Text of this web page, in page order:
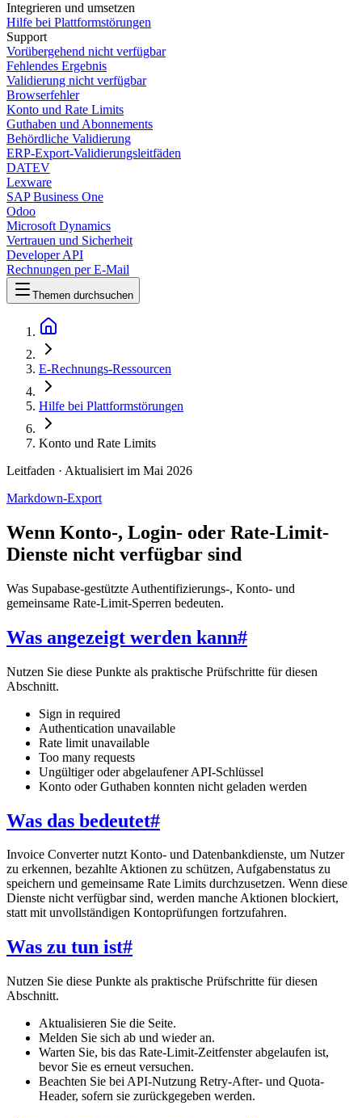
Integrieren und umsetzen
Hilfe bei Plattformstörungen
Support
Vorübergehend nicht verfügbar
Fehlendes Ergebnis
Validierung nicht verfügbar
Browserfehler
Konto und Rate Limits
Guthaben und Abonnements
Behördliche Validierung
ERP-Export-Validierungsleitfäden
DATEV
Lexware
SAP Business One
Odoo
Microsoft Dynamics
Vertrauen und Sicherheit
Developer API
Rechnungen per E-Mail
Themen durchsuchen
E-Rechnungs-Ressourcen
Hilfe bei Plattformstörungen
Konto und Rate Limits
Leitfaden · Aktualisiert im Mai 2026
Markdown-Export
Wenn Konto-, Login- oder Rate-Limit-
Dienste nicht verfügbar sind
Was Supabase-gestützte Authentifizierungs-, Konto- und
gemeinsame Rate-Limit-Sperren bedeuten.
Was angezeigt werden kann#
Nutzen Sie diese Punkte als praktische Prüfschritte für diesen
Abschnitt.
Sign in required
Authentication unavailable
Rate limit unavailable
Too many requests
Ungültiger oder abgelaufener API-Schlüssel
Konto oder Guthaben konnten nicht geladen werden
Was das bedeutet#
Invoice Converter nutzt Konto- und Datenbankdienste, um Nutzer
zu erkennen, bezahlte Aktionen zu schützen, Aufgabenstatus zu
speichern und gemeinsame Rate Limits durchzusetzen. Wenn diese
Dienste nicht verfügbar sind, werden manche Aktionen blockiert,
statt mit unvollständigen Kontoprüfungen fortzufahren.
Was zu tun ist#
Nutzen Sie diese Punkte als praktische Prüfschritte für diesen
Abschnitt.
Aktualisieren Sie die Seite.
Melden Sie sich ab und wieder an.
Warten Sie, bis das Rate-Limit-Zeitfenster abgelaufen ist,
bevor Sie es erneut versuchen.
Beachten Sie bei API-Nutzung Retry-After- und Quota-
Header, sofern sie zurückgegeben werden.